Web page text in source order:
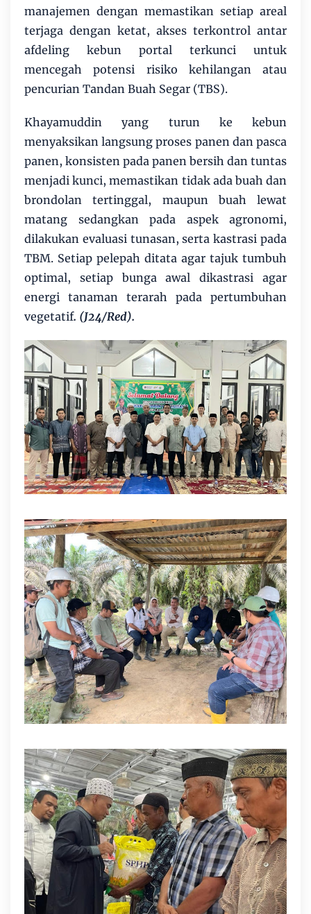
manajemen dengan memastikan setiap areal
terjaga dengan ketat, akses terkontrol antar
afdeling kebun portal terkunci untuk
mencegah potensi risiko kehilangan atau
pencurian Tandan Buah Segar (TBS).
Khayamuddin yang turun ke kebun
menyaksikan langsung proses panen dan pasca
panen, konsisten pada panen bersih dan tuntas
menjadi kunci, memastikan tidak ada buah dan
brondolan tertinggal, maupun buah lewat
matang sedangkan pada aspek agronomi,
dilakukan evaluasi tunasan, serta kastrasi pada
TBM. Setiap pelepah ditata agar tajuk tumbuh
optimal, setiap bunga awal dikastrasi agar
energi tanaman terarah pada pertumbuhan
vegetatif. (J24/Red).